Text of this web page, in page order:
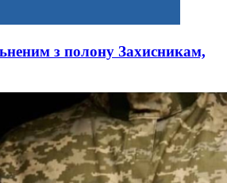
з полону Захисникам,